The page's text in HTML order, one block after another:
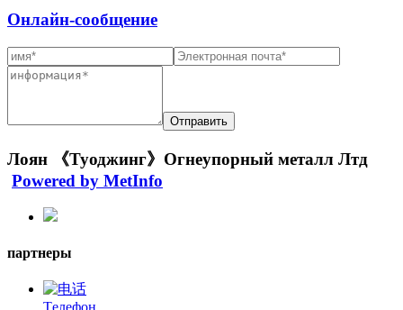
Онлайн-сообщение
Лоян 《Туоджинг》Огнеупорный металл Лтд
Powered by MetInfo
партнеры
Tелефон